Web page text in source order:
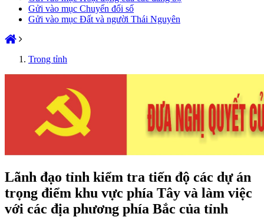
Gửi vào mục Chuyển đổi số
Gửi vào mục Đất và người Thái Nguyên
Trong tỉnh
Lãnh đạo tỉnh kiểm tra tiến độ các dự án
trọng điểm khu vực phía Tây và làm việc
với các địa phương phía Bắc của tỉnh